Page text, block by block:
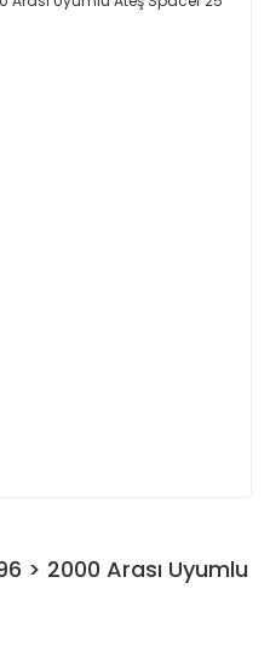
> 2000 Arası Uyumlu